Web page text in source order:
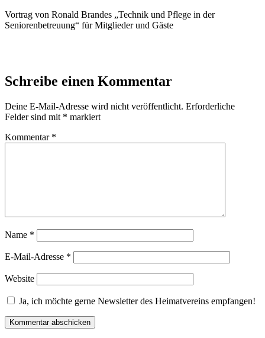
Vortrag von Ronald Brandes „Technik und Pflege in der
Seniorenbetreuung“ für Mitglieder und Gäste
Schreibe einen Kommentar
Deine E-Mail-Adresse wird nicht veröffentlicht. Erforderliche
Felder sind mit * markiert
Kommentar *
Name *
E-Mail-Adresse *
Website
Ja, ich möchte gerne Newsletter des Heimatvereins empfangen!